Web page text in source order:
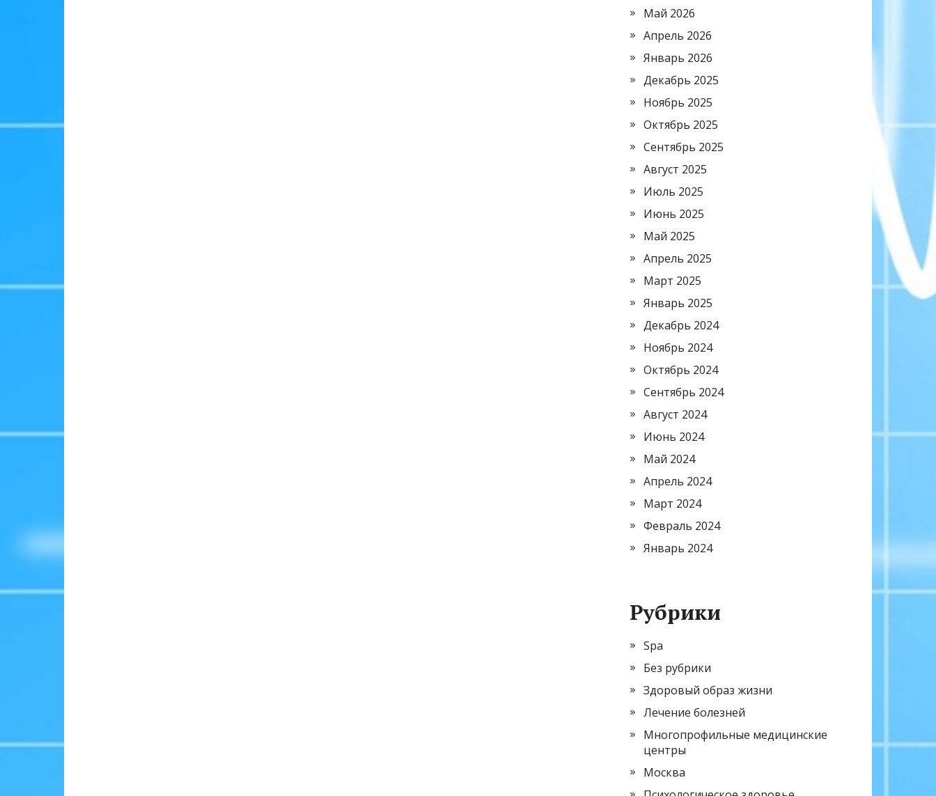
Май 2026
Апрель 2026
Январь 2026
Декабрь 2025
Ноябрь 2025
Октябрь 2025
Сентябрь 2025
Август 2025
Июль 2025
Июнь 2025
Май 2025
Апрель 2025
Март 2025
Январь 2025
Декабрь 2024
Ноябрь 2024
Октябрь 2024
Сентябрь 2024
Август 2024
Июнь 2024
Май 2024
Апрель 2024
Март 2024
Февраль 2024
Январь 2024
Рубрики
Spa
Без рубрики
Здоровый образ жизни
Лечение болезней
Многопрофильные медицинские
центры
Москва